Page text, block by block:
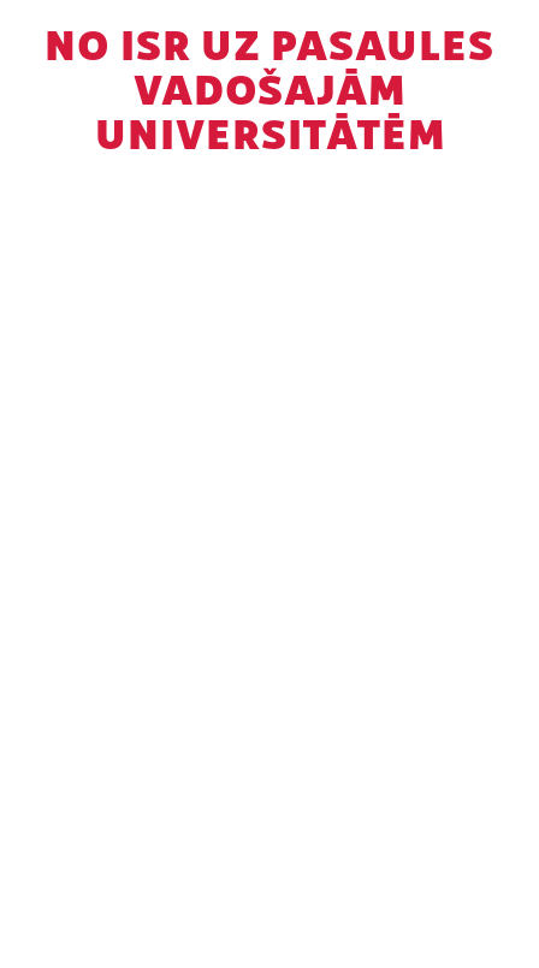
NO ISR UZ PASAULES
VADOŠAJĀM
UNIVERSITĀTĒM